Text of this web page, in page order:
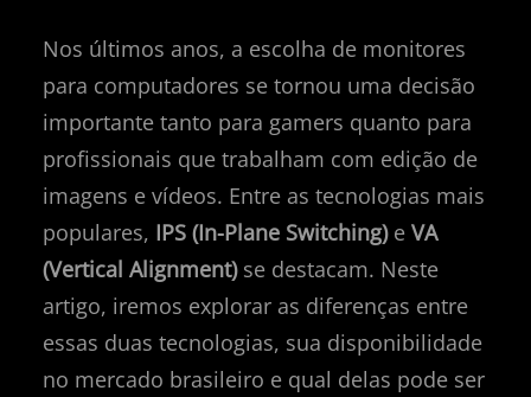
Nos últimos anos, a escolha de monitores
para computadores se tornou uma decisão
importante tanto para gamers quanto para
profissionais que trabalham com edição de
imagens e vídeos. Entre as tecnologias mais
populares, IPS (In-Plane Switching)e VA
(Vertical Alignment)se destacam. Neste
artigo, iremos explorar as diferenças entre
essas duas tecnologias, sua disponibilidade
no mercado brasileiro e qual delas pode ser